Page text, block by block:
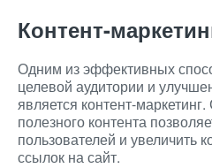
Контент-
Одним из эффективных
целевой аудитории и
является контент-
полезного контента
пользователей и увеличить
ссылок на сайт.